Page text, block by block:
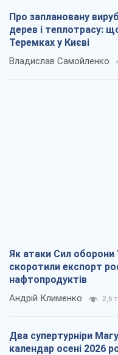
Про заплановану
дерев і теплотрасу:
Теремках у Києві
Владислав Самойленко
Як атаки Сил оборони
скоротили експорт
нафтопродуктів
Андрій Клименко 2,6 т.
Два супертурніри
календар осені 2026